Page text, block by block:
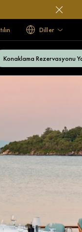
Diller
Konaklama Rezervasyonu